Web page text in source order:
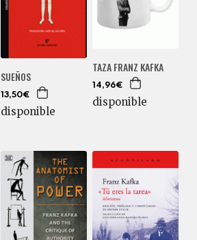
SUEÑOS
13,50€
disponible
TAZA FRANZ KAFKA
14,96€
disponible